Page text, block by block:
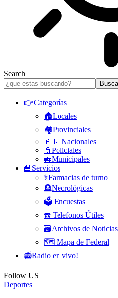
Search
👉Categorías
🏠Locales
🏘️Provinciales
🇦🇷 Nacionales
👮Policiales
🚜Municipales
🧰Servicios
⚕️Farmacias de turno
🪦Necrológicas
🗳️ Encuestas
☎️ Telefonos Útiles
🗃️Archivos de Noticias
🗺️ Mapa de Federal
📻Radio en vivo!
Follow US
Deportes